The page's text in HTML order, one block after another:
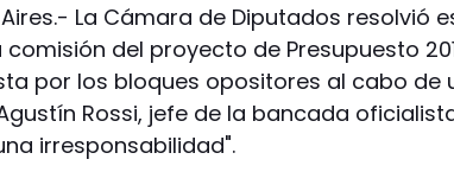
La Cámara de Diputados resolvió
del proyecto de Presupuesto
por los bloques opositores al cabo de
Rossi, jefe de la bancada
irresponsabilidad".